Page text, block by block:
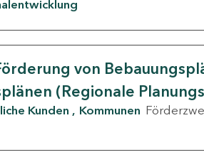
von
(Regionale
Kunden Kommunen